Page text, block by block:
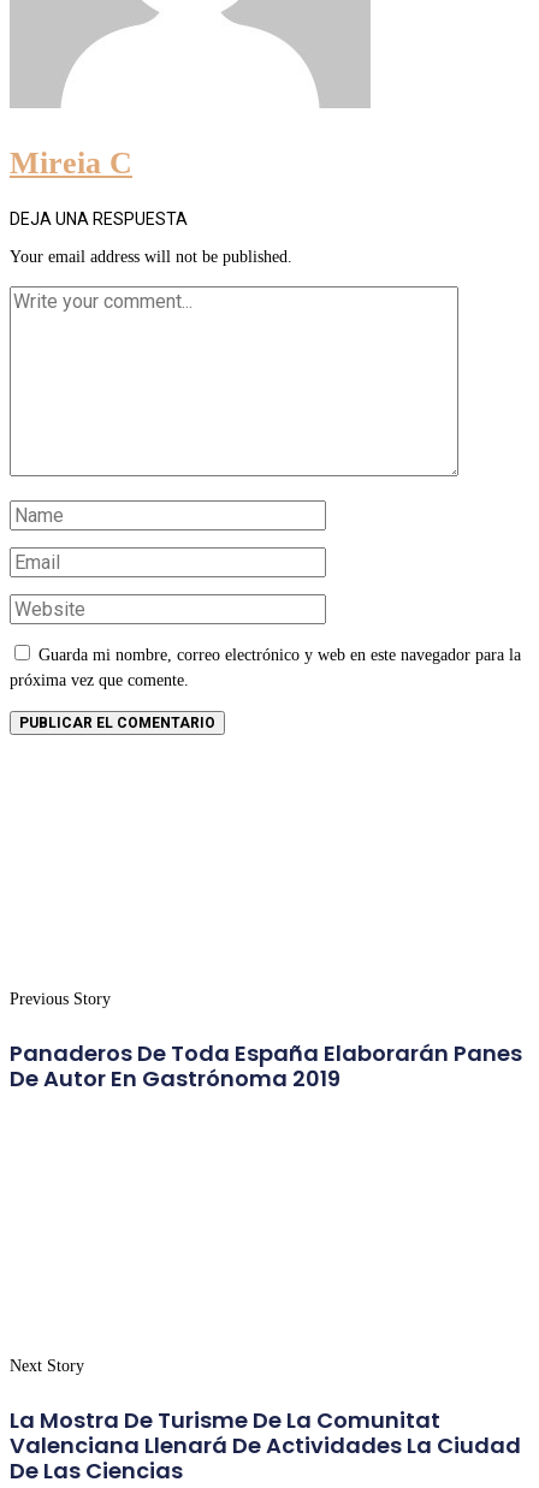
Mireia C
DEJA UNA RESPUESTA
Your email address will not be published.
Guarda mi nombre, correo electrónico y web en este navegador para la
próxima vez que comente.
Previous Story
Panaderos De Toda España Elaborarán Panes
De Autor En Gastrónoma 2019
Next Story
La Mostra De Turisme De La Comunitat
Valenciana Llenará De Actividades La Ciudad
De Las Ciencias